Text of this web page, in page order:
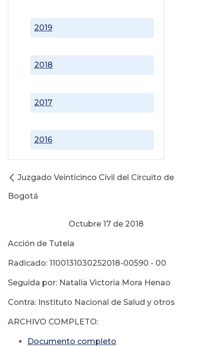
2016
2017
2018
2019
Juzgado Veinticinco Civil del Circuito de
Bogotá
Octubre 17 de 2018
Acción de Tutela
Radicado: 1100131030252018-00590 - 00
Seguida por: Natalia Victoria Mora Henao
Contra: Instituto Nacional de Salud y otros
ARCHIVO COMPLETO:
Documento completo